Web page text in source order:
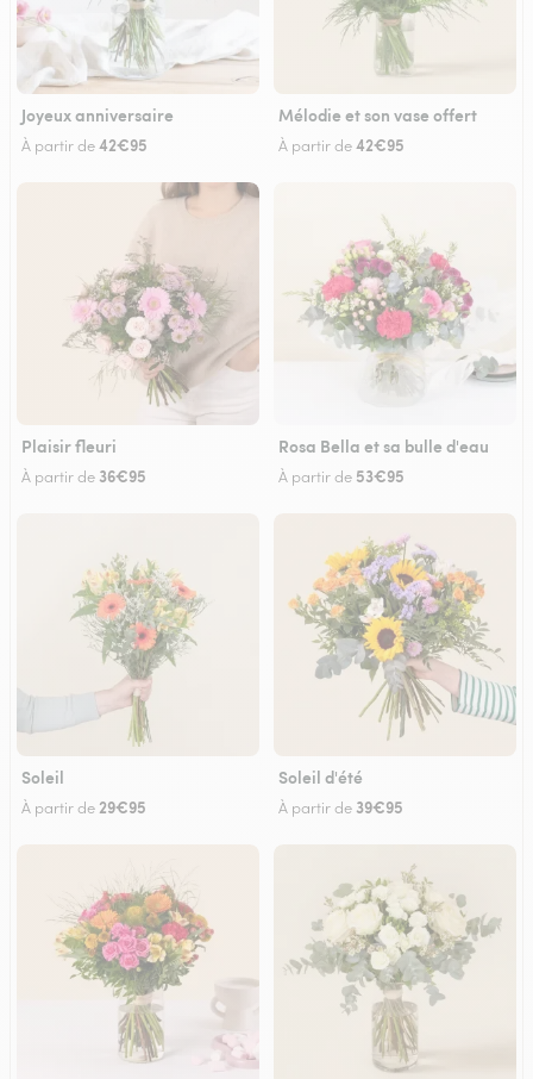
Joyeux anniversaire
À partir de42€95
Mélodie et son vase offert
À partir de42€95
Plaisir fleuri
À partir de 36€95
Rosa Bella et sa bulle d'eau
À partir de 53€95
Soleil
À partir de 29€95
Soleil d'été
À partir de 39€95